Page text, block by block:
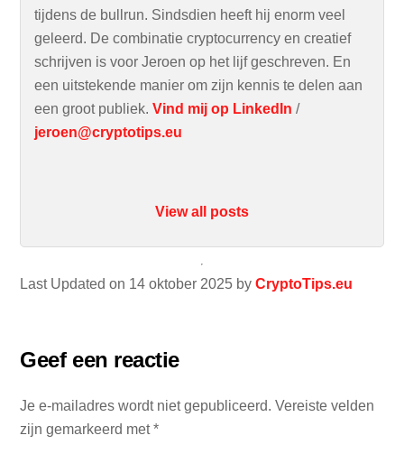
Last Updated on 14 oktober 2025 byCryptoTips.eu
tijdens de bullrun. Sindsdien heeft hij enorm veel
geleerd. De combinatie cryptocurrency en creatief
schrijven is voor Jeroen op het lijf geschreven. En
een uitstekende manier om zijn kennis te delen aan
een groot publiek.Vind mij op LinkedIn /
jeroen@cryptotips.eu
View all posts
Geef een reactie
Je e-mailadres wordt niet gepubliceerd. Vereiste velden
zijn gemarkeerd met*